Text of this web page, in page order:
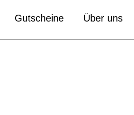
Gutscheine Über uns